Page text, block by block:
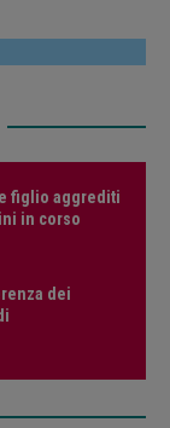
figlio aggrediti
in corso
dei